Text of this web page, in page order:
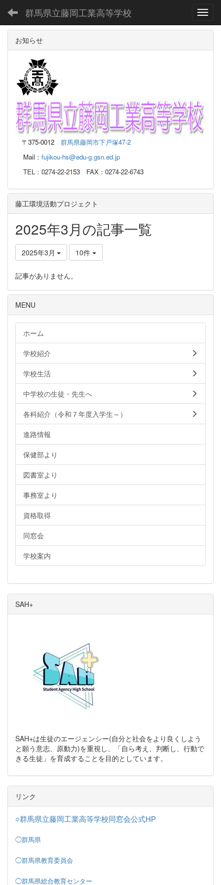
群馬県立藤岡工業高等学校
お知らせ
〒375-0012
群馬県藤岡市下戸塚47-2
Mail： fujikou-hs@edu-g.gsn.ed.jp
TEL：0274-22-2153 FAX：0274-22-6743
藤工環境活動プロジェクト
2025年3月の記事一覧
2025年3月 10件
記事がありません。
MENU
ホーム
学校紹介
学校生活
中学校の生徒・先生へ
各科紹介（令和７年度入学生～）
進路情報
保健部より
図書室より
事務室より
資格取得
同窓会
学校案内
SAH+
SAH+は生徒のエージェンシー(自分と社会をより良くしよう
と願う意志、原動力)を重視し、「自ら考え、判断し、行動で
きる生徒」を育成することを目的としています。
リンク
○群馬県立藤岡工業高等学校同窓会公式HP
◯群馬県
◯群馬県教育委員会
◯群馬県総合教育センター